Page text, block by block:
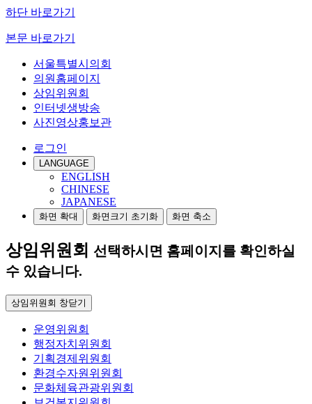
하단 바로가기
본문 바로가기
서울특별시의회
의원홈페이지
상임위원회
인터넷생방송
사진영상홍보관
로그인
LANGUAGE
ENGLISH
CHINESE
JAPANESE
화면 확대 화면크기 초기화 화면 축소
상임위원회 선택하시면 홈페이지를 확인하실
수 있습니다.
상임위원회 창닫기
운영위원회
행정자치위원회
기획경제위원회
환경수자원위원회
문화체육관광위원회